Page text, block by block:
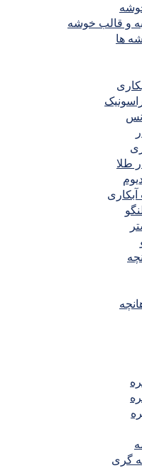
قالب خوشه